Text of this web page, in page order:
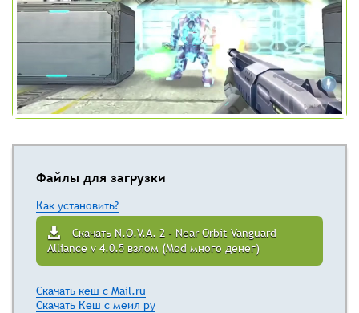
Файлы для загрузки
Как установить?
Скачать N.O.V.A. 2 - Near Orbit Vanguard
Alliance v 4.0.5 взлом (Mod много денег)
Скачать кеш с Mail.ru
Скачать Кеш с меил ру